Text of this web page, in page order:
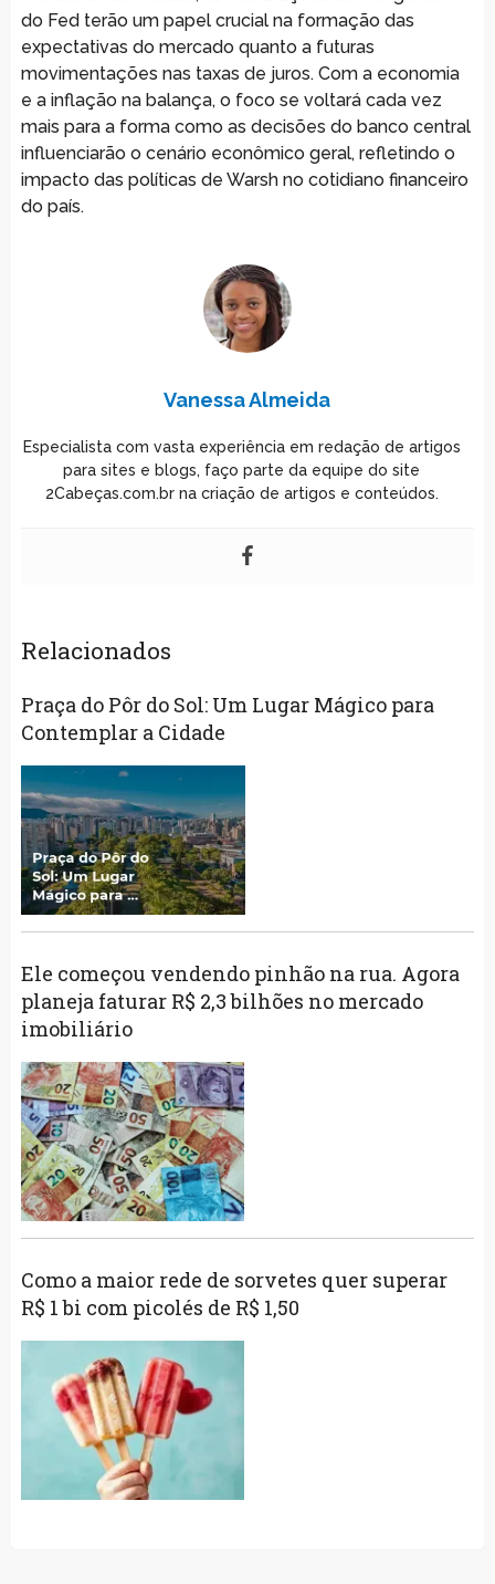
do Fed terão um papel crucial na formação das
expectativas do mercado quanto a futuras
movimentações nas taxas de juros. Com a economia
e a inflação na balança, o foco se voltará cada vez
mais para a forma como as decisões do banco central
influenciarão o cenário econômico geral, refletindo o
impacto das políticas de Warsh no cotidiano financeiro
do país.
Vanessa Almeida
Especialista com vasta experiência em redação de artigos
para sites e blogs, faço parte da equipe do site
2Cabeças.com.br na criação de artigos e conteúdos.
Relacionados
Praça do Pôr do Sol: Um Lugar Mágico para
Contemplar a Cidade
Ele começou vendendo pinhão na rua. Agora
planeja faturar R$ 2,3 bilhões no mercado
imobiliário
Como a maior rede de sorvetes quer superar
R$ 1 bi com picolés de R$ 1,50